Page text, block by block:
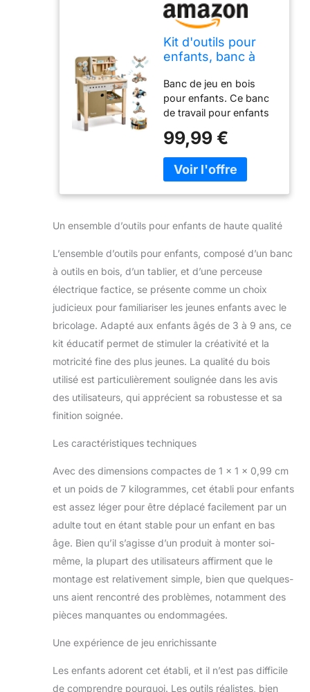
Kit d'outils pour
enfants, banc à
tablier, jouet pour
tout-petit, établi
avec outils
réalistes,
perceuse
électrique, jouet
STEM BAU,
garçons et filles
Banc de jeu en bois
pour enfants. Ce banc
de travail pour enfants
outils, une ceinture à
outils, une perceuse à
jouet, un marteau, une
clé, un tournevis, une
scie, des vis, des
plus de pièces créatives
votre enfant explorer sa
créativité avec ce banc
de travail pour enfants.
Le banc d'outils pour
enfants est livré avec
une ceinture d'outils et
un tournevis jouet pour
les enfants qui aident
les enfants à apprendre
à utiliser des outils et à
acquérir des
leurs parents. Les
leur imagination et leur
créativité et
expérimenter des
sessions de jeu
passionnantes avec
des amis. Jeux
premium de Stem. Les
accessoires du banc de
travail de jouets
de construire leurs
propres styles préférés
des fusées, des
animaux avec créativité
99,99 €
Un ensemble d’outils pour enfants de haute qualité
L’ensemble d’outils pour enfants, composé d’un banc
à outils en bois, d’un tablier, et d’une perceuse
électrique factice, se présente comme un choix
judicieux pour familiariser les jeunes enfants avec le
bricolage. Adapté aux enfants âgés de 3 à 9 ans, ce
kit éducatif permet de stimuler la créativité et la
motricité fine des plus jeunes. La qualité du bois
utilisé est particulièrement soulignée dans les avis
des utilisateurs, qui apprécient sa robustesse et sa
finition soignée.
Les caractéristiques techniques
Avec des dimensions compactes de 1 x 1 x 0,99 cm
et un poids de 7 kilogrammes, cet établi pour enfants
est assez léger pour être déplacé facilement par un
adulte tout en étant stable pour un enfant en bas
âge. Bien qu’il s’agisse d’un produit à monter soi-
même, la plupart des utilisateurs affirment que le
montage est relativement simple, bien que quelques-
uns aient rencontré des problèmes, notamment des
pièces manquantes ou endommagées.
Une expérience de jeu enrichissante
Les enfants adorent cet établi, et il n’est pas difficile
de comprendre pourquoi. Les outils réalistes, bien